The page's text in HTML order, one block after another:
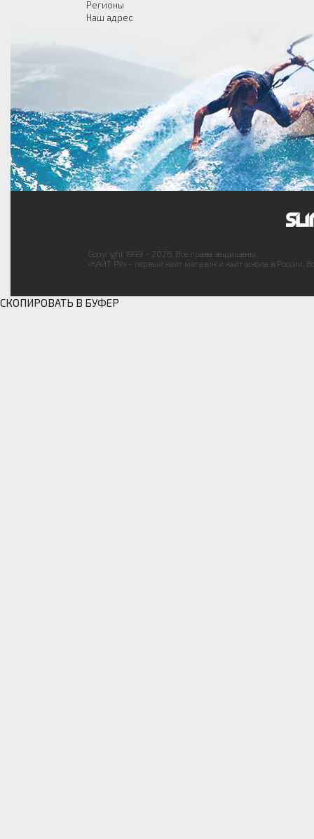
Регионы
Наш адрес
Copyright 1999 - 2026. Все права защищены.
«КАЙТ РУ» - первый кайт магазин и кайт школа в России.
СКОПИРОВАТЬ В БУФЕР